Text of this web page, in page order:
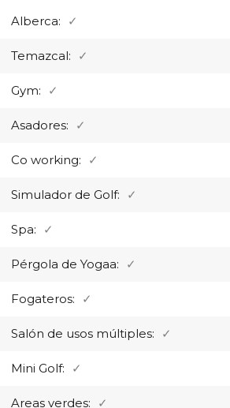
Alberca: ✓
Temazcal: ✓
Gym: ✓
Asadores: ✓
Co working: ✓
Simulador de Golf: ✓
Spa: ✓
Pérgola de Yogaa: ✓
Fogateros: ✓
Salón de usos múltiples: ✓
Mini Golf: ✓
Areas verdes: ✓